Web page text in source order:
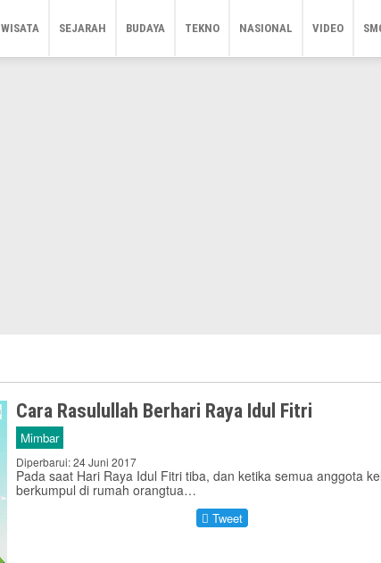
WISATA SEJARAH BUDAYA TEKNO NASIONAL VIDEO
Cara Rasulullah Berhari Raya Idul Fitri
Mimbar
Diperbarui: 24 Juni 2017
Pada saat Hari Raya Idul Fitri tiba, dan ketika semua anggota
berkumpul di rumah orangtua…
Tweet